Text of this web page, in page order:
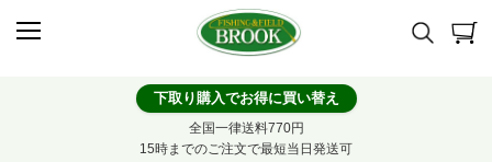
下取り購入でお得に買い替え
全国一律送料770円
15時までのご注文で最短当日発送可